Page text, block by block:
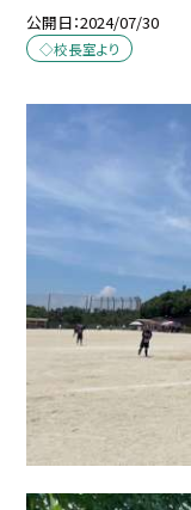
公開日 2024/07/30
◇校長室より